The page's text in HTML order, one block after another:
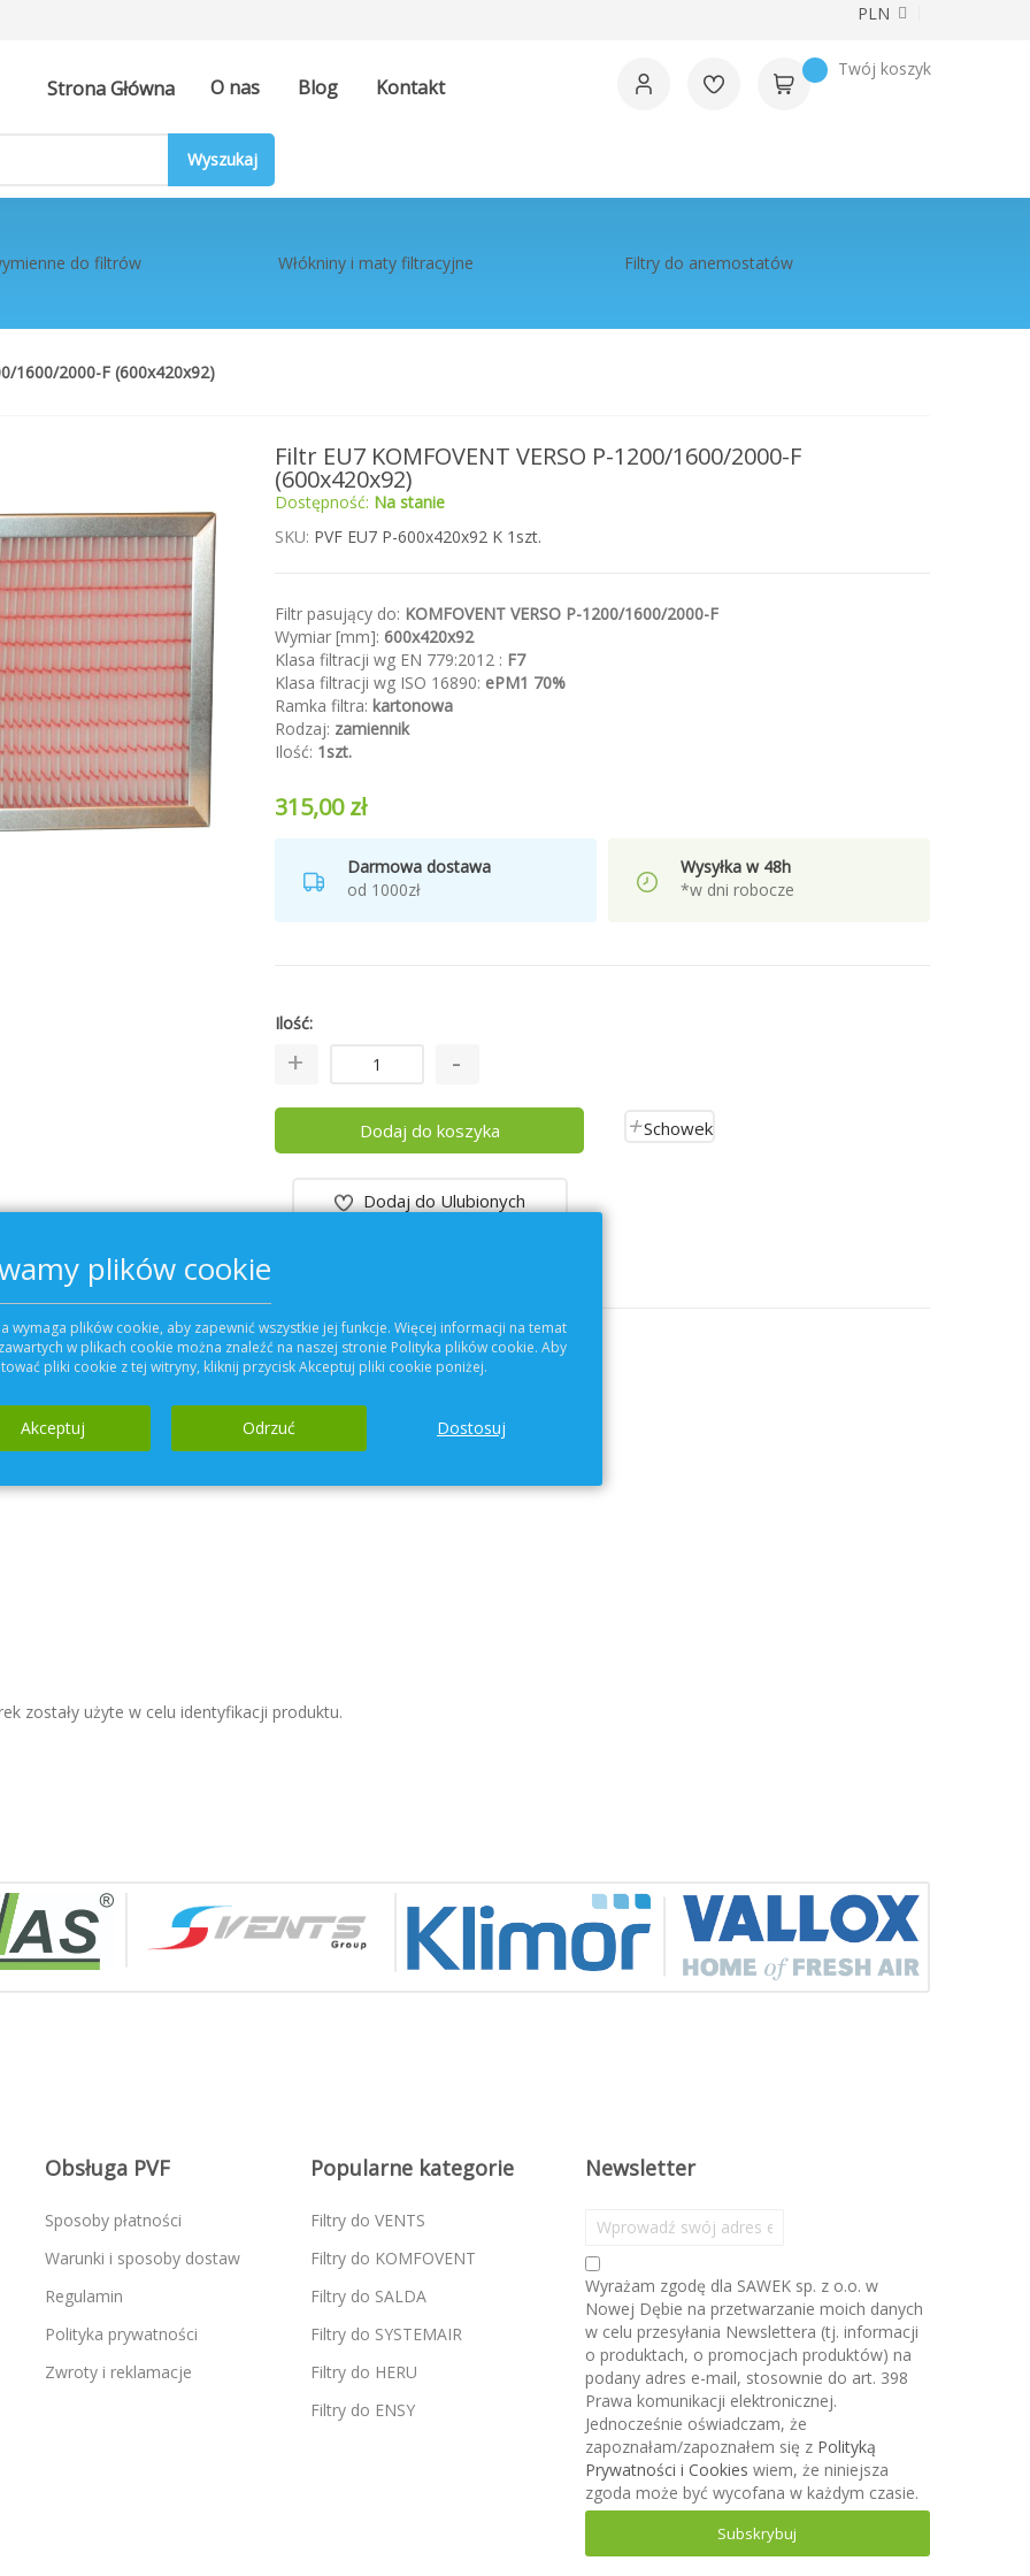
Waluta
PLN
Strona Główna O nas Blog Kontakt
Twój koszyk
do filtrów Włókniny i maty filtracyjne Filtry do anemostatów
1600/2000-F (600x420x92)
Filtr EU7 KOMFOVENT VERSO P-1200/1600/2000-F
(600x420x92)
Dostępność: Na stanie
SKU PVF EU7 P-600x420x92 K 1szt.
Filtr pasujący do: KOMFOVENT VERSO P-1200/1600/2000-F
Wymiar [mm]: 600x420x92
Klasa filtracji wg EN 779:2012 : F7
Klasa filtracji wg ISO 16890: ePM1 70%
Ramka filtra: kartonowa
Rodzaj: zamiennik
Ilość: 1szt.
315,00 zł
Darmowa dostawa
od 1000zł
Wysyłka w 48h
*w dni robocze
Ilość
Dodaj do koszyka Schowek
Dodaj do Ulubionych
Szczegóły
KOMFOVENT:
zostały użyte w celu identyfikacji produktu.
Obsługa PVF
Sposoby płatności
Warunki i sposoby dostaw
Regulamin
Polityka prywatności
Zwroty i reklamacje
Popularne kategorie
Filtry do VENTS
Filtry do KOMFOVENT
Filtry do SALDA
Filtry do SYSTEMAIR
Filtry do HERU
Filtry do ENSY
Newsletter
b
s
k
r
y
b
u
j
n
a
s
z
e
Wyrażam zgodę dla SAWEK sp. z o.o. w
Nowej Dębie na przetwarzanie moich danych
w celu przesyłania Newslettera (tj. informacji
o produktach, o promocjach produktów) na
podany adres e-mail, stosownie do art. 398
Prawa komunikacji elektronicznej.
Jednocześnie oświadczam, że
zapoznałam/zapoznałem się z Polityką
Prywatności i Cookies wiem, że niniejsza
zgoda może być wycofana w każdym czasie.
Subskrybuj
plików cookie
wymaga plików cookie, aby zapewnić wszystkie jej funkcje. Więcej informacji na temat
w plikach cookie można znaleźć na naszej stronie Polityka plików cookie. Aby
pliki cookie z tej witryny, kliknij przycisk Akceptuj pliki cookie poniżej.
Akceptuj Odrzuć Dostosuj